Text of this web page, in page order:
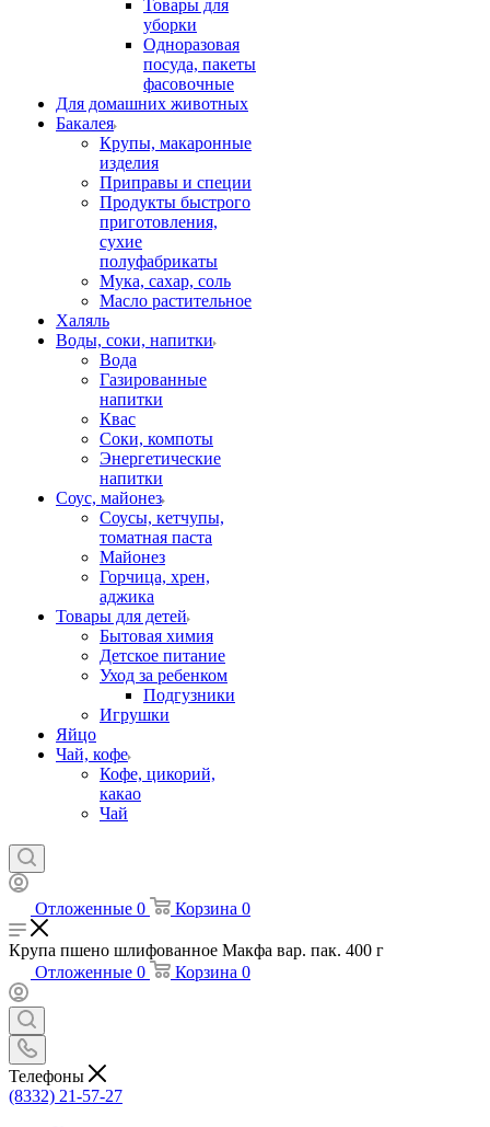
Товары для
уборки
Одноразовая
посуда, пакеты
фасовочные
Для домашних животных
Бакалея
Крупы, макаронные
изделия
Приправы и специи
Продукты быстрого
приготовления,
сухие
полуфабрикаты
Мука, сахар, соль
Масло растительное
Халяль
Воды, соки, напитки
Вода
Газированные
напитки
Квас
Соки, компоты
Энергетические
напитки
Соус, майонез
Соусы, кетчупы,
томатная паста
Майонез
Горчица, хрен,
аджика
Товары для детей
Бытовая химия
Детское питание
Уход за ребенком
Подгузники
Игрушки
Яйцо
Чай, кофе
Кофе, цикорий,
какао
Чай
Отложенные 0 Корзина 0
Крупа пшено шлифованное Макфа вар. пак. 400 г
Отложенные 0 Корзина 0
Телефоны
(8332) 21-57-27